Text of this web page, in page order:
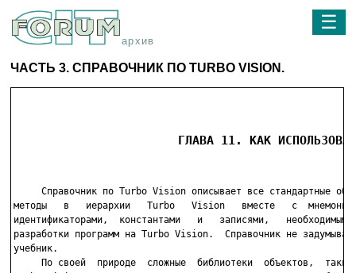
архив
☰
ЧАСТЬ 3. СПРАВОЧНИК ПО TURBO VISION.
ГЛАВА 11. КАК
Справочник по Turbo Vision описывает все стандартные
методы   в   иерархии   Turbo   Vision   вместе   с
идентификаторами,  константами   и   записями,
разработки программ на Turbo Vision.  Справочник не
учебник.
По своей  природе  сложные  библиотеки  объектов,  такие